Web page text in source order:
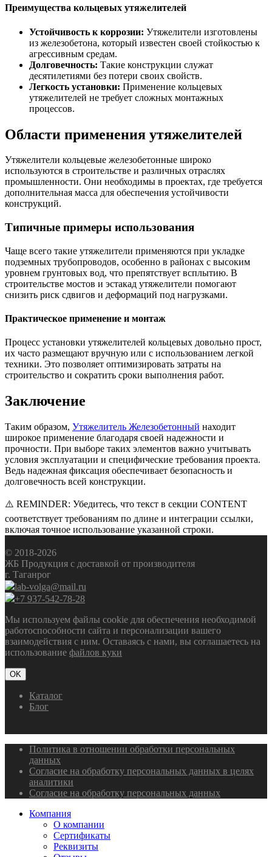
Преимущества кольцевых утяжелителей
Устойчивость к коррозии: Утяжелители изготовлены
из железобетона, который известен своей стойкостью к
агрессивным средам.
Долговечность: Такие конструкции служат
десятилетиями без потери своих свойств.
Легкость установки: Применение кольцевых
утяжелителей не требует сложных монтажных
процессов.
Области применения утяжелителей
Утяжелители кольцевые железобетонные широко
используются в строительстве и различных отраслях
промышленности. Они необходимы в проектах, где требуется
дополнительная масса для обеспечения устойчивости
конструкций.
Типичные примеры использования
Чаще всего такие утяжелители применяются при укладке
подземных трубопроводов, особенно в районах с высоким
уровнем грунтовых вод, что препятствует всплытию. В
строительстве мостов и эстакад утяжелители помогают
снизить риск сдвигов и деформаций под нагрузками.
Практическое применение и монтаж
Процесс установки утяжелителей кольцевых довольно прост,
их часто размещают вручную или с использованием легкой
техники. Это позволяет оптимизировать затраты на
строительство и сократить сроки выполнения работ.
Заключение
Таким образом, Утяжелитель Железобетонный находит
широкое применение благодаря своей надежности и
прочности. При выборе таких элементов важно учитывать
условия эксплуатации и специфические требования проекта.
Ведь надежная фиксация обеспечивает безопасность и
долговечность всей конструкции.
⚠️ REMINDER: Убедитесь, что текст в секции CONTENT
соответствует требованиям по длине и интеграции ссылки,
включая точное использование указанной строки.
© 2018-2026
ЖБ Продукция с доставкой от производителя
г. Таганрог
lab-volga@mail.ru
+7 937-542-78-28
Мы используем файлы cookie для обеспечения необходимой
работоспособности сайта и персонализации вашего
взаимодействия с ним. Оставаясь с нами, вы соглашаетесь на
использование файлов куки
OK
Каталог
Блог
Политика в отношении обработки персональных
данных
Согласие на обработку персональных данных в целях
аналитики
Согласие на обработку персональных данных
Компания
О компании
Сертификаты
Реквизиты